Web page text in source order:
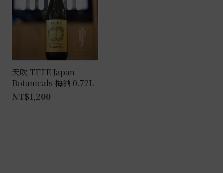
天吹 TETE Japan
Botanicals 梅酒 0.72L
NT$1,200